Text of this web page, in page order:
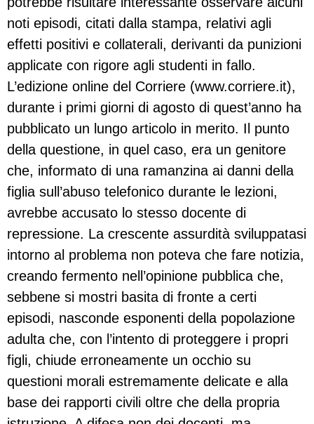
noti episodi, citati dalla stampa, relativi agli
effetti positivi e collaterali, derivanti da punizioni
applicate con rigore agli studenti in fallo.
L’edizione online del Corriere (www.corriere.it),
durante i primi giorni di agosto di quest’anno ha
pubblicato un lungo articolo in merito. Il punto
della questione, in quel caso, era un genitore
che, informato di una ramanzina ai danni della
figlia sull’abuso telefonico durante le lezioni,
avrebbe accusato lo stesso docente di
repressione. La crescente assurdità sviluppatasi
intorno al problema non poteva che fare notizia,
creando fermento nell’opinione pubblica che,
sebbene si mostri basita di fronte a certi
episodi, nasconde esponenti della popolazione
adulta che, con l’intento di proteggere i propri
figli, chiude erroneamente un occhio su
questioni morali estremamente delicate e alla
base dei rapporti civili oltre che della propria